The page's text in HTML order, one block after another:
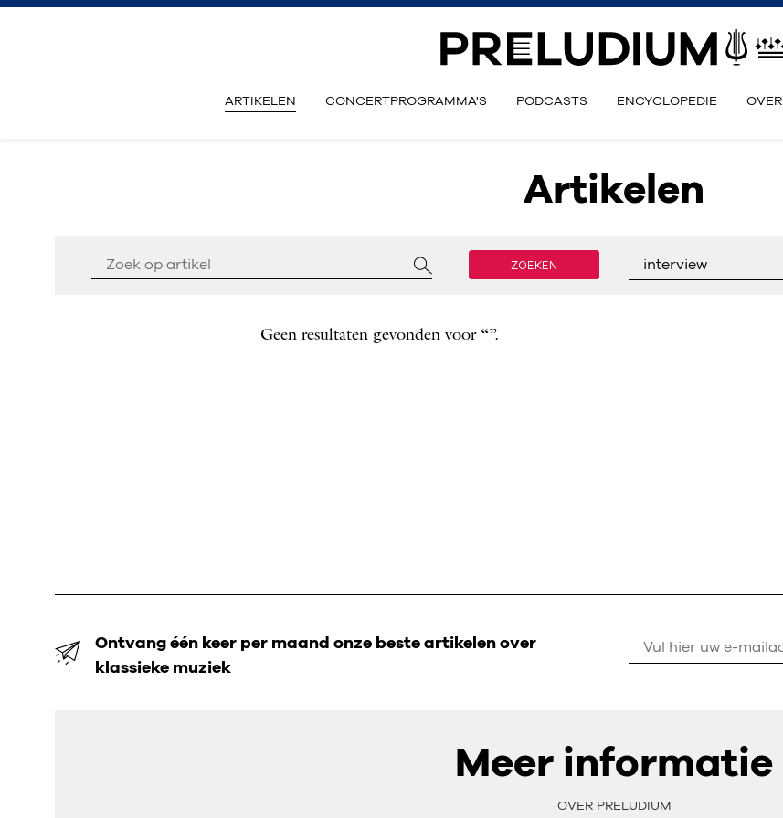
ARTIKELEN CONCERTPROGRAMMA'S PODCASTS ENCYCLOPEDIE OVER
Artikelen
ZOEKEN interview
Geen resultaten gevonden voor “”.
Ontvang één keer per maand onze beste artikelen over
klassieke muziek
Meer informatie
OVER PRELUDIUM